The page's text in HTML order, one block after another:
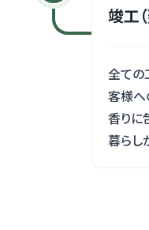
事、内
よって
竣工
全ての
客様へ
香りに
暮らし